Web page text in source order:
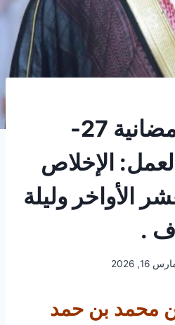
المجالس الرمضانية 27-
الإخلاص
الأواخر وليلة
.
16, 2026
محمد بن حمد